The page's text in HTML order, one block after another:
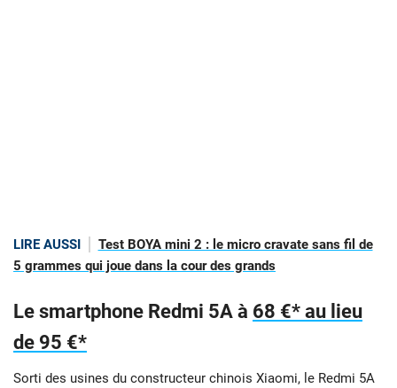
LIRE AUSSI
Test BOYA mini 2 : le micro cravate sans fil de
5 grammes qui joue dans la cour des grands
Le smartphone Redmi 5A à 68 €* au lieu
de 95 €*
Sorti des usines du constructeur chinois Xiaomi, le Redmi 5A